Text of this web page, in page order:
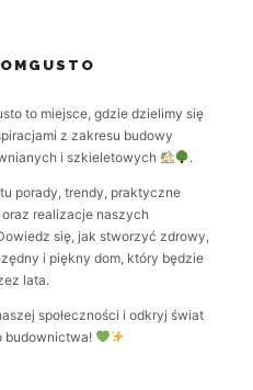
to miejsce, gdzie dzielimy się
z zakresu budowy
i szkieletowych
.
porady, trendy, praktyczne
realizacje naszych
się, jak stworzyć zdrowy,
i piękny dom, który będzie
lata.
społeczności i odkryj świat
budownictwa!